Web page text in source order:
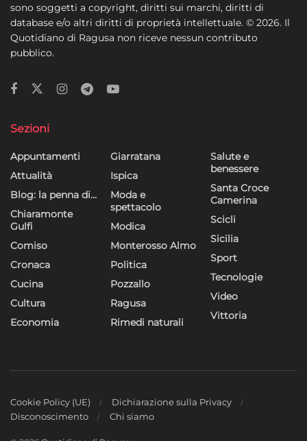
sono soggetti a copyright, diritti sui marchi, diritti di
database e/o altri diritti di proprietà intellettuale. © 2026. Il
Quotidiano di Ragusa non riceve nessun contributo
pubblico.
Sezioni
Appuntamenti
Attualità
Blog: la penna di…
Chiaramonte
Gulfi
Comiso
Cronaca
Cucina
Cultura
Economia
Giarratana
Ispica
Moda e
spettacolo
Modica
Monterosso Almo
Politica
Pozzallo
Ragusa
Rimedi naturali
Salute e
benessere
Santa Croce
Camerina
Scicli
Sicilia
Sport
Tecnologie
Video
Vittoria
Cookie Policy (UE)
Dichiarazione sulla Privacy
Disconoscimento
Chi siamo